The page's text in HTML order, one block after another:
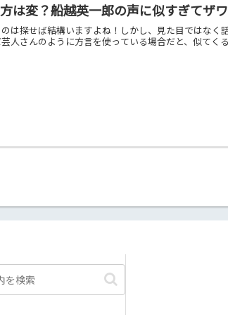
は変？船越英一郎の声に似すぎてザ
は探せば結構いますよね！しかし、見た目ではな
人さんのように方言を使っている場合だと、似てく